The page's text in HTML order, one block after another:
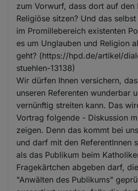
zum Vorwurf, dass dort auf den
Religiöse sitzen? Und das
im Promillebereich existenten
es um Unglauben und Religion
geht? (https://hpd.de/artikel/
stuehlen-13138)
Wir dürfen Ihnen versichern,
unseren Referenten wunderbar
vernünftig streiten kann. Das
Vortrag folgende - Diskussion
zeigen. Denn das kommt bei
und darf mit den ReferentInnen
als das Publikum beim
Fragekärtchen abgeben darf,
"Anwälten des Publikums"